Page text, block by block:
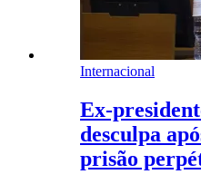
Internacional
Ex-
desculpa
prisão